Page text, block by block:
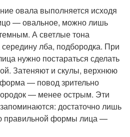
овала выполняется исходя
— овальное, можно лишь
А светлые тона
середину лба, подбородка. При
нужно постараться сделать
Затеняют и скулы, верхнюю
форма — повод зрительно
— менее острым. Эти
достаточно лишь
правильной формы лица —